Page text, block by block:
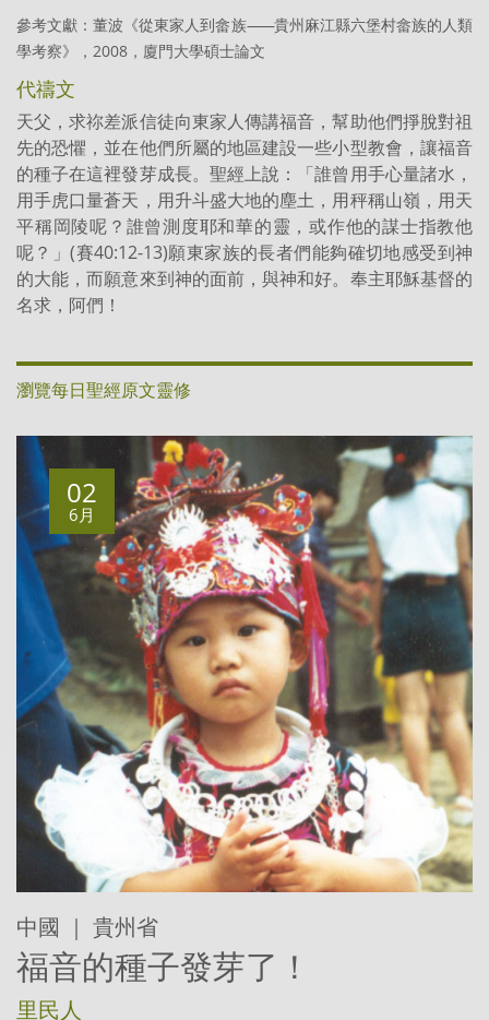
參考文獻：董波《從東家人到畲族——貴州麻江縣六堡村畲族的人類
學考察》，2008，廈門大學碩士論文
代禱文
天父，求祢差派信徒向東家人傳講福音，幫助他們掙脫對祖
先的恐懼，並在他們所屬的地區建設一些小型教會，讓福音
的種子在這裡發芽成長。聖經上說：「誰曾用手心量諸水，
用手虎口量蒼天，用升斗盛大地的塵土，用秤稱山嶺，用天
平稱岡陵呢？誰曾測度耶和華的靈，或作他的謀士指教他
呢？」(賽40:12-13)願東家族的長者們能夠確切地感受到神
的大能，而願意來到神的面前，與神和好。奉主耶穌基督的
名求，阿們！
瀏覽每日聖經原文靈修
中國 ｜ 貴州省
福音的種子發芽了！
里民人
02
6月